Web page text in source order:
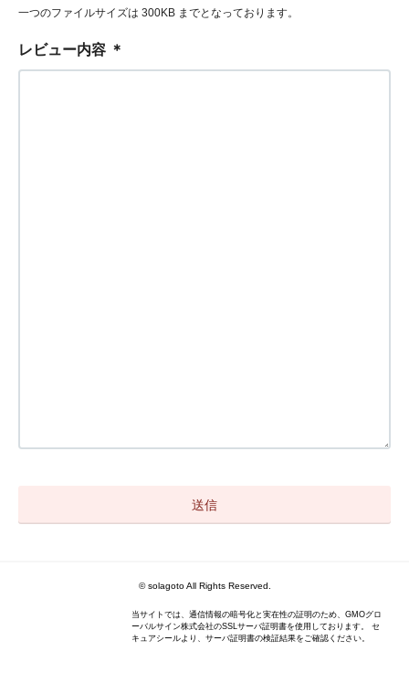
一つのファイルサイズは 300KB までとなっております。
レビュー内容 ＊
© solagoto All Rights Reserved.
当サイトでは、通信情報の暗号化と実在性の証明のため、GMOグロ
ーバルサイン株式会社のSSLサーバ証明書を使用しております。 セ
キュアシールより、サーバ証明書の検証結果をご確認ください。